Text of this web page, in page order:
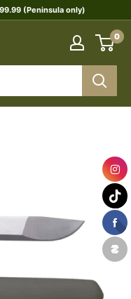
(Peninsula only)
0